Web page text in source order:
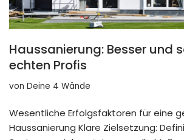
Haussanierung: Besser und
echten Profis
von Deine 4 Wände
Wesentliche Erfolgsfaktoren für eine
Haussanierung Klare Zielsetzung: